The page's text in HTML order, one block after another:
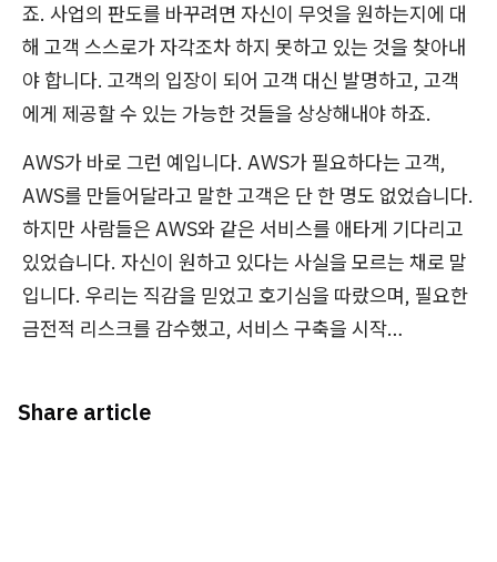
죠. 사업의 판도를 바꾸려면 자신이 무엇을 원하는지에 대
해 고객 스스로가 자각조차 하지 못하고 있는 것을 찾아내
야 합니다. 고객의 입장이 되어 고객 대신 발명하고, 고객
에게 제공할 수 있는 가능한 것들을 상상해내야 하죠.
AWS가 바로 그런 예입니다. AWS가 필요하다는 고객,
AWS를 만들어달라고 말한 고객은 단 한 명도 없었습니다.
하지만 사람들은 AWS와 같은 서비스를 애타게 기다리고
있었습니다. 자신이 원하고 있다는 사실을 모르는 채로 말
입니다. 우리는 직감을 믿었고 호기심을 따랐으며, 필요한
금전적 리스크를 감수했고, 서비스 구축을 시작…
Share article